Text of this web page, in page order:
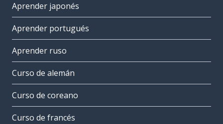
Aprender japonés
Aprender portugués
Aprender ruso
Curso de alemán
Curso de coreano
Curso de francés